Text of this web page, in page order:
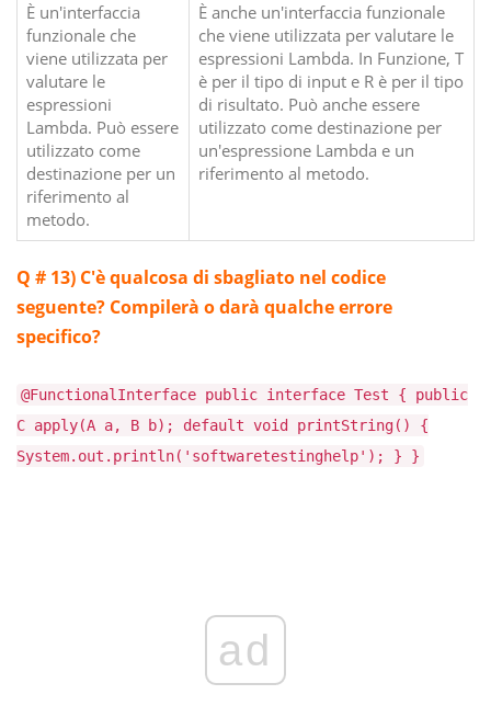
È un'interfaccia
funzionale che
viene utilizzata per
valutare le
espressioni
Lambda. Può essere
utilizzato come
destinazione per un
riferimento al
metodo.
È anche un'interfaccia funzionale
che viene utilizzata per valutare le
espressioni Lambda. In Funzione, T
è per il tipo di input e R è per il tipo
di risultato. Può anche essere
utilizzato come destinazione per
un'espressione Lambda e un
riferimento al metodo.
Q # 13) C'è qualcosa di sbagliato nel codice
seguente? Compilerà o darà qualche errore
specifico?
@FunctionalInterface public interface Test { public
C apply(A a, B b); default void printString() {
System.out.println('softwaretestinghelp'); } }
ad